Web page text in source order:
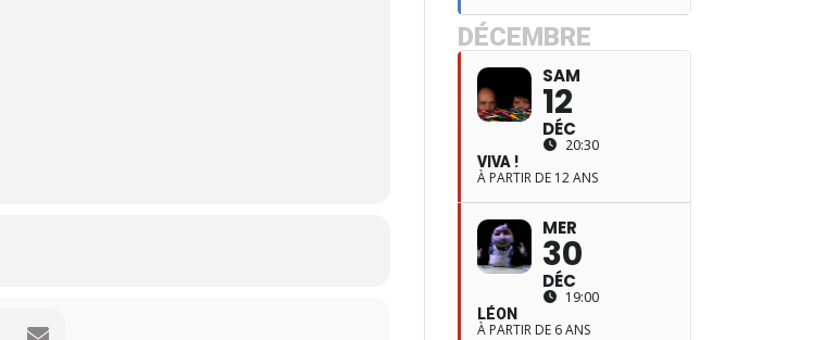
DÉCEMBRE
SAM
12
DÉC
20:30
VIVA !
À PARTIR DE 12 ANS
MER
30
DÉC
19:00
LÉON
À PARTIR DE 6 ANS